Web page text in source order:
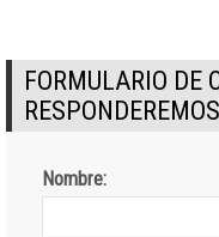
FORMULARIO DE
Nombre: